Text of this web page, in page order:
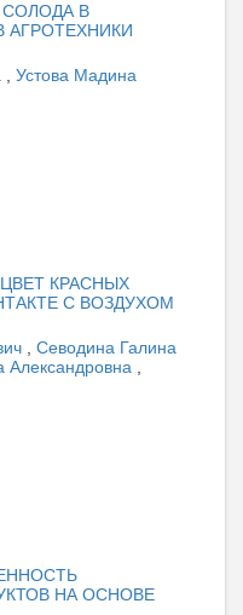
СОЛОДА В
Устова Мадина
КРАСНЫХ
С ВОЗДУХОМ
Севодина Галина
НА ОСНОВЕ